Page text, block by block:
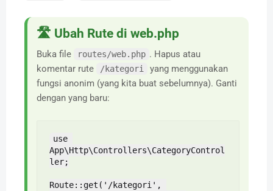
🛣️ Ubah Rute di web.php
Buka file routes/web.php . Hapus atau
komentar rute
/kategori
yang menggunakan
fungsi anonim (yang kita buat sebelumnya). Ganti
dengan yang baru:
use
App\Http\Controllers\CategoryControl
ler;
Route::get('/kategori',